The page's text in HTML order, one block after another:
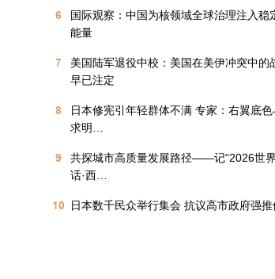
6
国际观察：中国为核领域全球治理注入稳
能量
7
美国陆军退役中校：美国在美伊冲突中的
早已注定
8
日本修宪引年轻群体不满 专家：右翼底
求明…
9
共探城市高质量发展路径——记“2026世
话·西…
10 日本数千民众举行集会 抗议高市政府强